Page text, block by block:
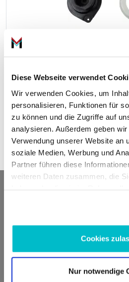
Diese Webseite verwendet
Wir verwenden Cookies, um
personalisieren, Funktionen für
zu können und die Zugriffe auf
analysieren. Außerdem geben
Verwendung unserer Website an
soziale Medien, Werbung und
Partner führen diese
weiteren Daten zusammen, die
Cookies
Nur notwendige
Federbeinstützlager 12-254088
inkl. 19 % MwSt.,
zzgl. Versandkosten
In den
Fritz-Müller-Str. 100
73730 Esslingen am Neckar
Deutschland
info@moto100.de